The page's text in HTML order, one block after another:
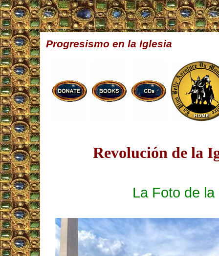
Progresismo en la Iglesia
Revolución de la
La Foto de la